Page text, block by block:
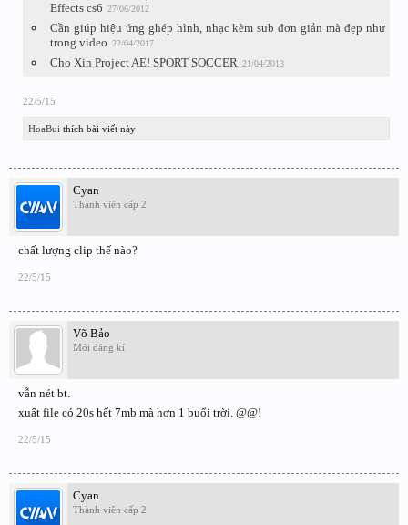
Effects cs6 27/06/2012
Cần giúp hiệu ứng ghép hình, nhạc kèm sub đơn giản mà đẹp như
trong video 22/04/2017
Cho Xin Project AE! SPORT SOCCER 21/04/2013
22/5/15
HoaBui thích bài viết này
Cyan
Thành viên cấp 2
chất lượng clip thế nào?
22/5/15
Võ Bảo
Mới đăng kí
vẫn nét bt.
xuất file có 20s hết 7mb mà hơn 1 buổi trời. @@!
22/5/15
Cyan
Thành viên cấp 2